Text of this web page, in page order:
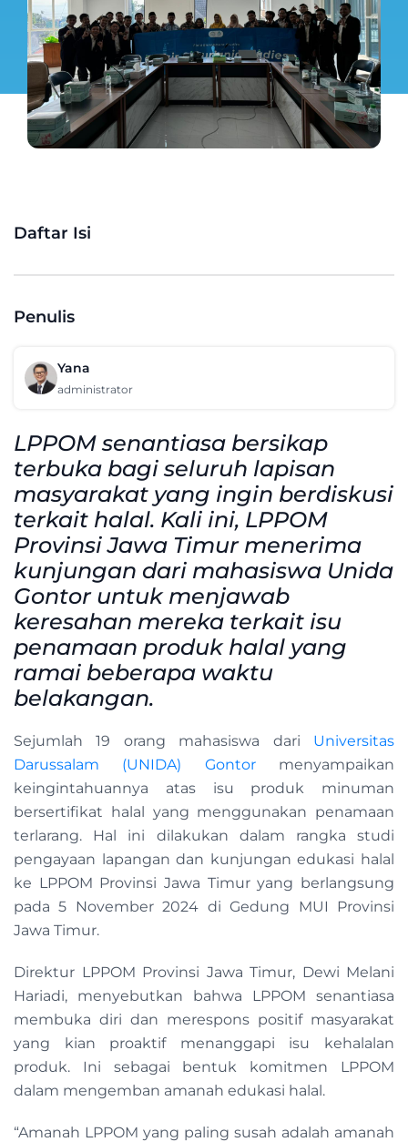
Daftar Isi
Penulis
Yana
administrator
LPPOM senantiasa bersikap
terbuka bagi seluruh lapisan
masyarakat yang ingin berdiskusi
terkait halal. Kali ini, LPPOM
Provinsi Jawa Timur menerima
kunjungan dari mahasiswa Unida
Gontor untuk menjawab
keresahan mereka terkait isu
penamaan produk halal yang
ramai beberapa waktu
belakangan.
Sejumlah 19 orang mahasiswa dari Universitas
Darussalam (UNIDA) Gontormenyampaikan
keingintahuannya atas isu produk minuman
bersertifikat halal yang menggunakan penamaan
terlarang. Hal ini dilakukan dalam rangka studi
pengayaan lapangan dan kunjungan edukasi halal
ke LPPOM Provinsi Jawa Timur yang berlangsung
pada 5 November 2024 di Gedung MUI Provinsi
Jawa Timur.
Direktur LPPOM Provinsi Jawa Timur, Dewi Melani
Hariadi, menyebutkan bahwa LPPOM senantiasa
membuka diri dan merespons positif masyarakat
yang kian proaktif menanggapi isu kehalalan
produk. Ini sebagai bentuk komitmen LPPOM
dalam mengemban amanah edukasi halal.
“Amanah LPPOM yang paling susah adalah amanah